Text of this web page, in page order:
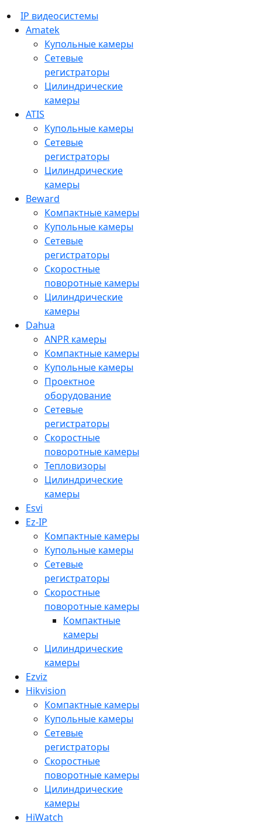
IP видеосистемы
Amatek
Купольные камеры
Сетевые
регистраторы
Цилиндрические
камеры
ATIS
Купольные камеры
Сетевые
регистраторы
Цилиндрические
камеры
Beward
Компактные камеры
Купольные камеры
Сетевые
регистраторы
Скоростные
поворотные камеры
Цилиндрические
камеры
Dahua
ANPR камеры
Компактные камеры
Купольные камеры
Проектное
оборудование
Сетевые
регистраторы
Скоростные
поворотные камеры
Тепловизоры
Цилиндрические
камеры
Esvi
Ez-IP
Компактные камеры
Купольные камеры
Сетевые
регистраторы
Скоростные
поворотные камеры
Компактные
камеры
Цилиндрические
камеры
Ezviz
Hikvision
Компактные камеры
Купольные камеры
Сетевые
регистраторы
Скоростные
поворотные камеры
Цилиндрические
камеры
HiWatch